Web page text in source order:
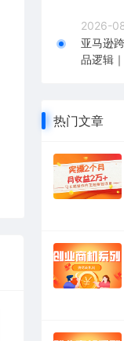
賺钱
2026-
亚马逊
品逻辑
热门文章